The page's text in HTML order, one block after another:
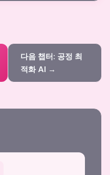
다음 챕터: 공정 최
적화 AI →